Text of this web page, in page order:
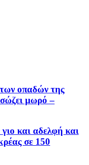
οπαδών της
μωρό –
και αδελφή και
σε 150